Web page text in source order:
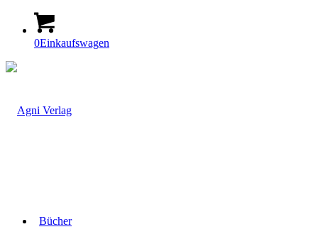
0Einkaufswagen
Bücher